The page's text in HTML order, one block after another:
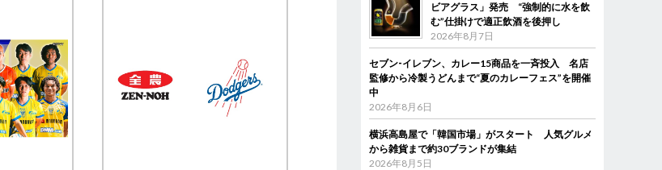
ビアグラス」発売 “強制的に水を飲
む”仕掛けで適正飲酒を後押し
2026年8月7日
セブン‐イレブン、カレー15商品を一斉投入 名店
監修から冷製うどんまで“夏のカレーフェス”を開催
中
2026年8月6日
横浜高島屋で「韓国市場」がスタート 人気グルメ
から雑貨まで約30ブランドが集結
2026年8月5日